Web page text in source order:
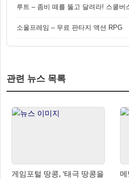
소울프레임 – 무료 판타지 액션 RPG
관련 뉴스 목록
게임포털 땅콩, ‘태극 땅콩을